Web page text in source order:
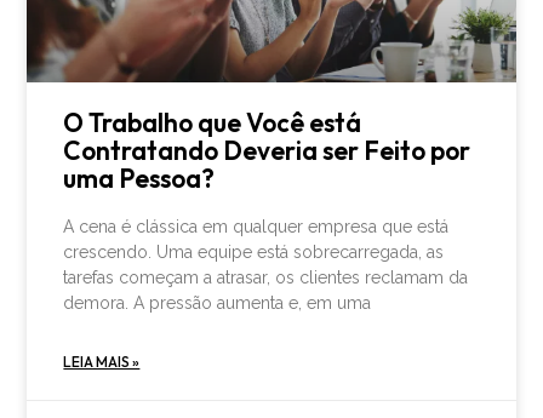
O Trabalho que Você está
Contratando Deveria ser Feito por
uma Pessoa?
A cena é clássica em qualquer empresa que está
crescendo. Uma equipe está sobrecarregada, as
tarefas começam a atrasar, os clientes reclamam da
demora. A pressão aumenta e, em uma
LEIA MAIS »